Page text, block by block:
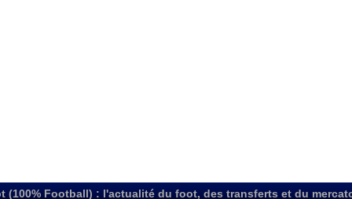
(100% Football) : l'actualité du foot, des transferts et du